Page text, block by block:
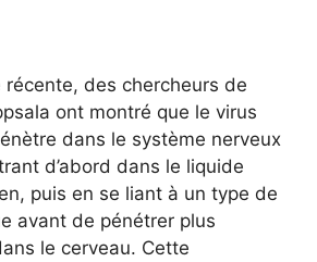
récente, des chercheurs de
ont montré que le virus
dans le système nerveux
d’abord dans le liquide
puis en se liant à un type de
avant de pénétrer plus
le cerveau. Cette